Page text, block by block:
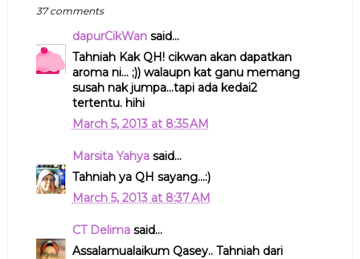
37 comments
dapurCikWansaid...
Tahniah Kak QH! cikwan akan dapatkan
aroma ni... ;)) walaupn kat ganu memang
susah nak jumpa...tapi ada kedai2
tertentu. hihi
March 5, 2013 at 8:35 AM
Marsita Yahyasaid...
Tahniah ya QH sayang...:)
March 5, 2013 at 8:37 AM
CT Delimasaid...
Assalamualaikum Qasey.. Tahniah dari